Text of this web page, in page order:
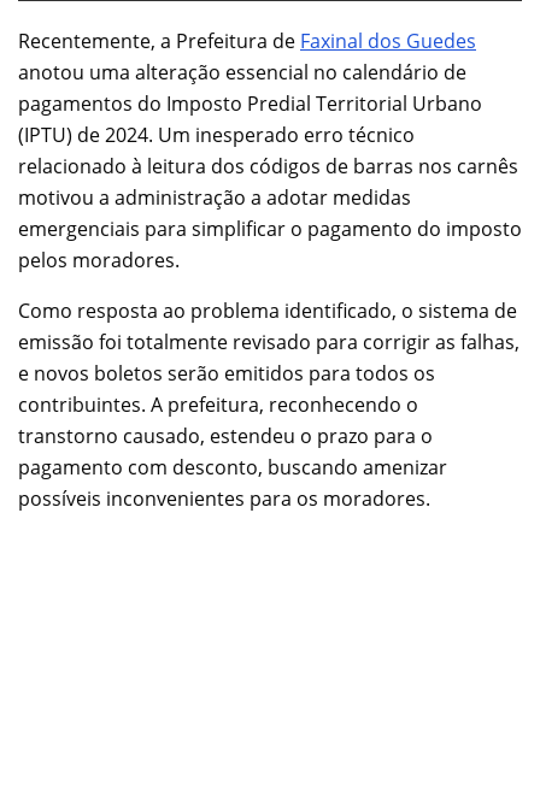
Recentemente, a Prefeitura de Faxinal dos Guedes
anotou uma alteração essencial no calendário de
pagamentos do Imposto Predial Territorial Urbano
(IPTU) de 2024. Um inesperado erro técnico
relacionado à leitura dos códigos de barras nos carnês
motivou a administração a adotar medidas
emergenciais para simplificar o pagamento do imposto
pelos moradores.
Como resposta ao problema identificado, o sistema de
emissão foi totalmente revisado para corrigir as falhas,
e novos boletos serão emitidos para todos os
contribuintes. A prefeitura, reconhecendo o
transtorno causado, estendeu o prazo para o
pagamento com desconto, buscando amenizar
possíveis inconvenientes para os moradores.